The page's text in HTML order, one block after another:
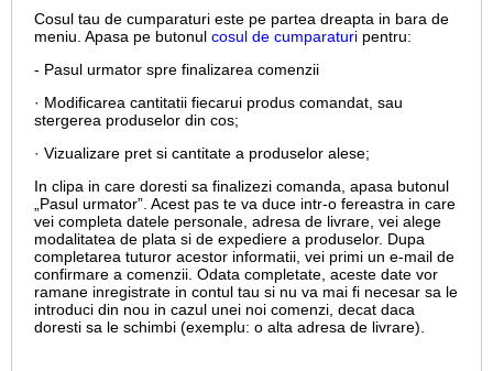
Cosul tau de cumparaturi este pe partea dreapta in bara de
meniu. Apasa pe butonul cosul de cumparaturi pentru:
- Pasul urmator spre finalizarea comenzii
· Modificarea cantitatii fiecarui produs comandat, sau
stergerea produselor din cos;
· Vizualizare pret si cantitate a produselor alese;
In clipa in care doresti sa finalizezi comanda, apasa butonul
„Pasul urmator”. Acest pas te va duce intr-o fereastra in care
vei completa datele personale, adresa de livrare, vei alege
modalitatea de plata si de expediere a produselor. Dupa
completarea tuturor acestor informatii, vei primi un e-mail de
confirmare a comenzii. Odata completate, aceste date vor
ramane inregistrate in contul tau si nu va mai fi necesar sa le
introduci din nou in cazul unei noi comenzi, decat daca
doresti sa le schimbi (exemplu: o alta adresa de livrare).